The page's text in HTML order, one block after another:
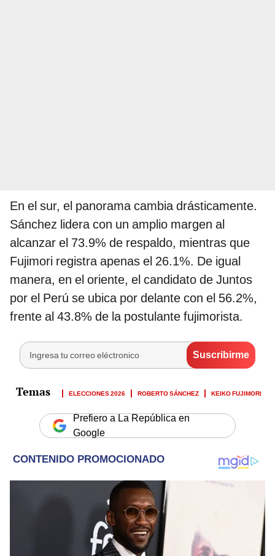
En el sur, el panorama cambia drásticamente.
Sánchez lidera con un amplio margen al
alcanzar el 73.9% de respaldo, mientras que
Fujimori registra apenas el 26.1%. De igual
manera, en el oriente, el candidato de Juntos
por el Perú se ubica por delante con el 56.2%,
frente al 43.8% de la postulante fujimorista.
ELECCIONES 2026 ROBERTO SÁNCHEZ KEIKO FUJIMORI
Prefiero a La República en
Google